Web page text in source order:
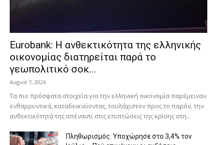
Eurobank: Η ανθεκτικότητα της ελληνικής
οικονομίας διατηρείται παρά το
γεωπολιτικό σοκ...
August 7, 2026
Τα πιο πρόσφατα στοιχεία για την ελληνική οικονομία παρέμειναν
ενθαρρυντικά, καταδεικνύοντας, τουλάχιστον προς το παρόν, την
ανθεκτικότητά της απέναντι στις επιπτώσεις της κρίσης στη...
Πληθωρισμός: Υποχώρησε στο 3,4% τον